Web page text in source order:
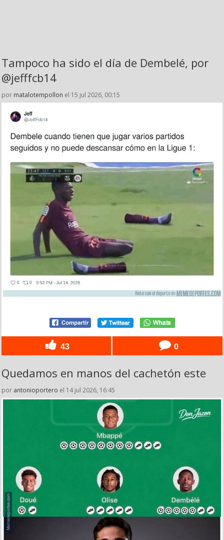
Tampoco ha sido el día de Dembelé, por
@jefffcb14
por matalotempollon el 15 jul 2026, 00:15
43 0
Quedamos en manos del cachetón este
por antonioportero el 14 jul 2026, 16:45